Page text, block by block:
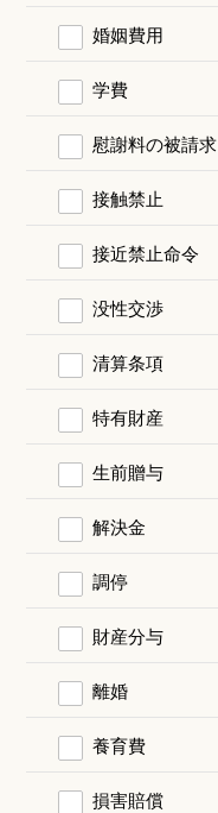
婚姻費用
学費
慰謝料の被請求
接触禁止
接近禁止命令
没性交渉
清算条項
特有財産
生前贈与
解決金
調停
財産分与
離婚
養育費
損害賠償